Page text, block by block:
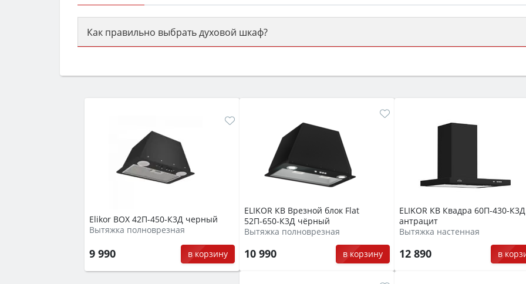
Как правильно выбрать духовой шкаф?
семьи, класс энергопотребления не ниже A и нужные функции (конвекция, гриль,
Elikor BOX 42П-450-К3Д черный
Вытяжка полноврезная
9 990 в корзину
ELIKOR КВ Врезной блок Flat
52П-650-К3Д чёрный
Вытяжка полноврезная
10 990 в корзину
ELIKOR КВ Квадра 60П-430-К3Д
антрацит
Вытяжка настенная
12 890 в